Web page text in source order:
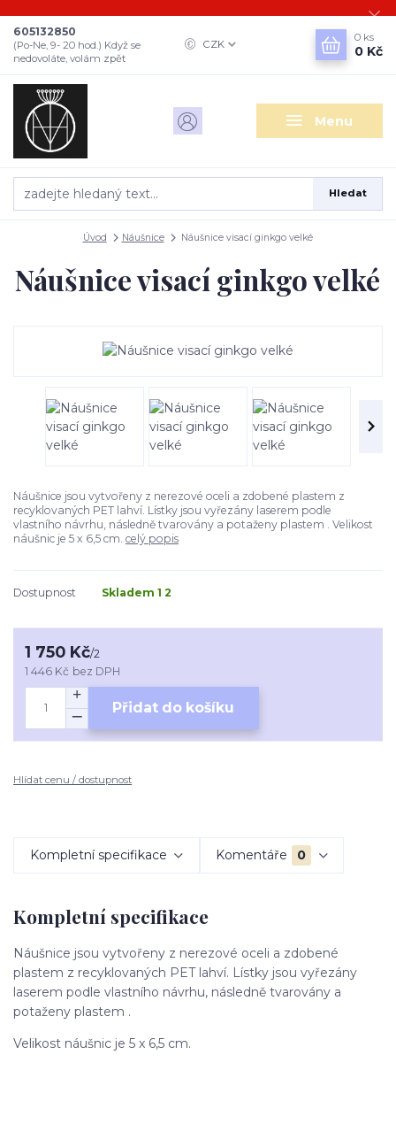
Menu
CZK
Hledat
605132850
(Po-Ne, 9- 20 hod.) Když se
nedovoláte, volám zpět
0 ks
0 Kč
Úvod Náušnice Náušnice visací ginkgo velké
Náušnice visací ginkgo velké
Náušnice jsou vytvořeny z nerezové oceli a zdobené plastem z
recyklovaných PET lahví. Lístky jsou vyřezány laserem podle
vlastního návrhu, následně tvarovány a potaženy plastem . Velikost
náušnic je 5 x 6,5 cm. celý popis
Dostupnost Skladem 1 2
1 750 Kč/2
1 446 Kč bez DPH
Přidat do košíku
Hlídat cenu / dostupnost
Kompletní specifikace Komentáře 0
Kompletní specifikace
Náušnice jsou vytvořeny z nerezové oceli a zdobené
plastem z recyklovaných PET lahví. Lístky jsou vyřezány
laserem podle vlastního návrhu, následně tvarovány a
potaženy plastem .
Velikost náušnic je 5 x 6,5 cm.